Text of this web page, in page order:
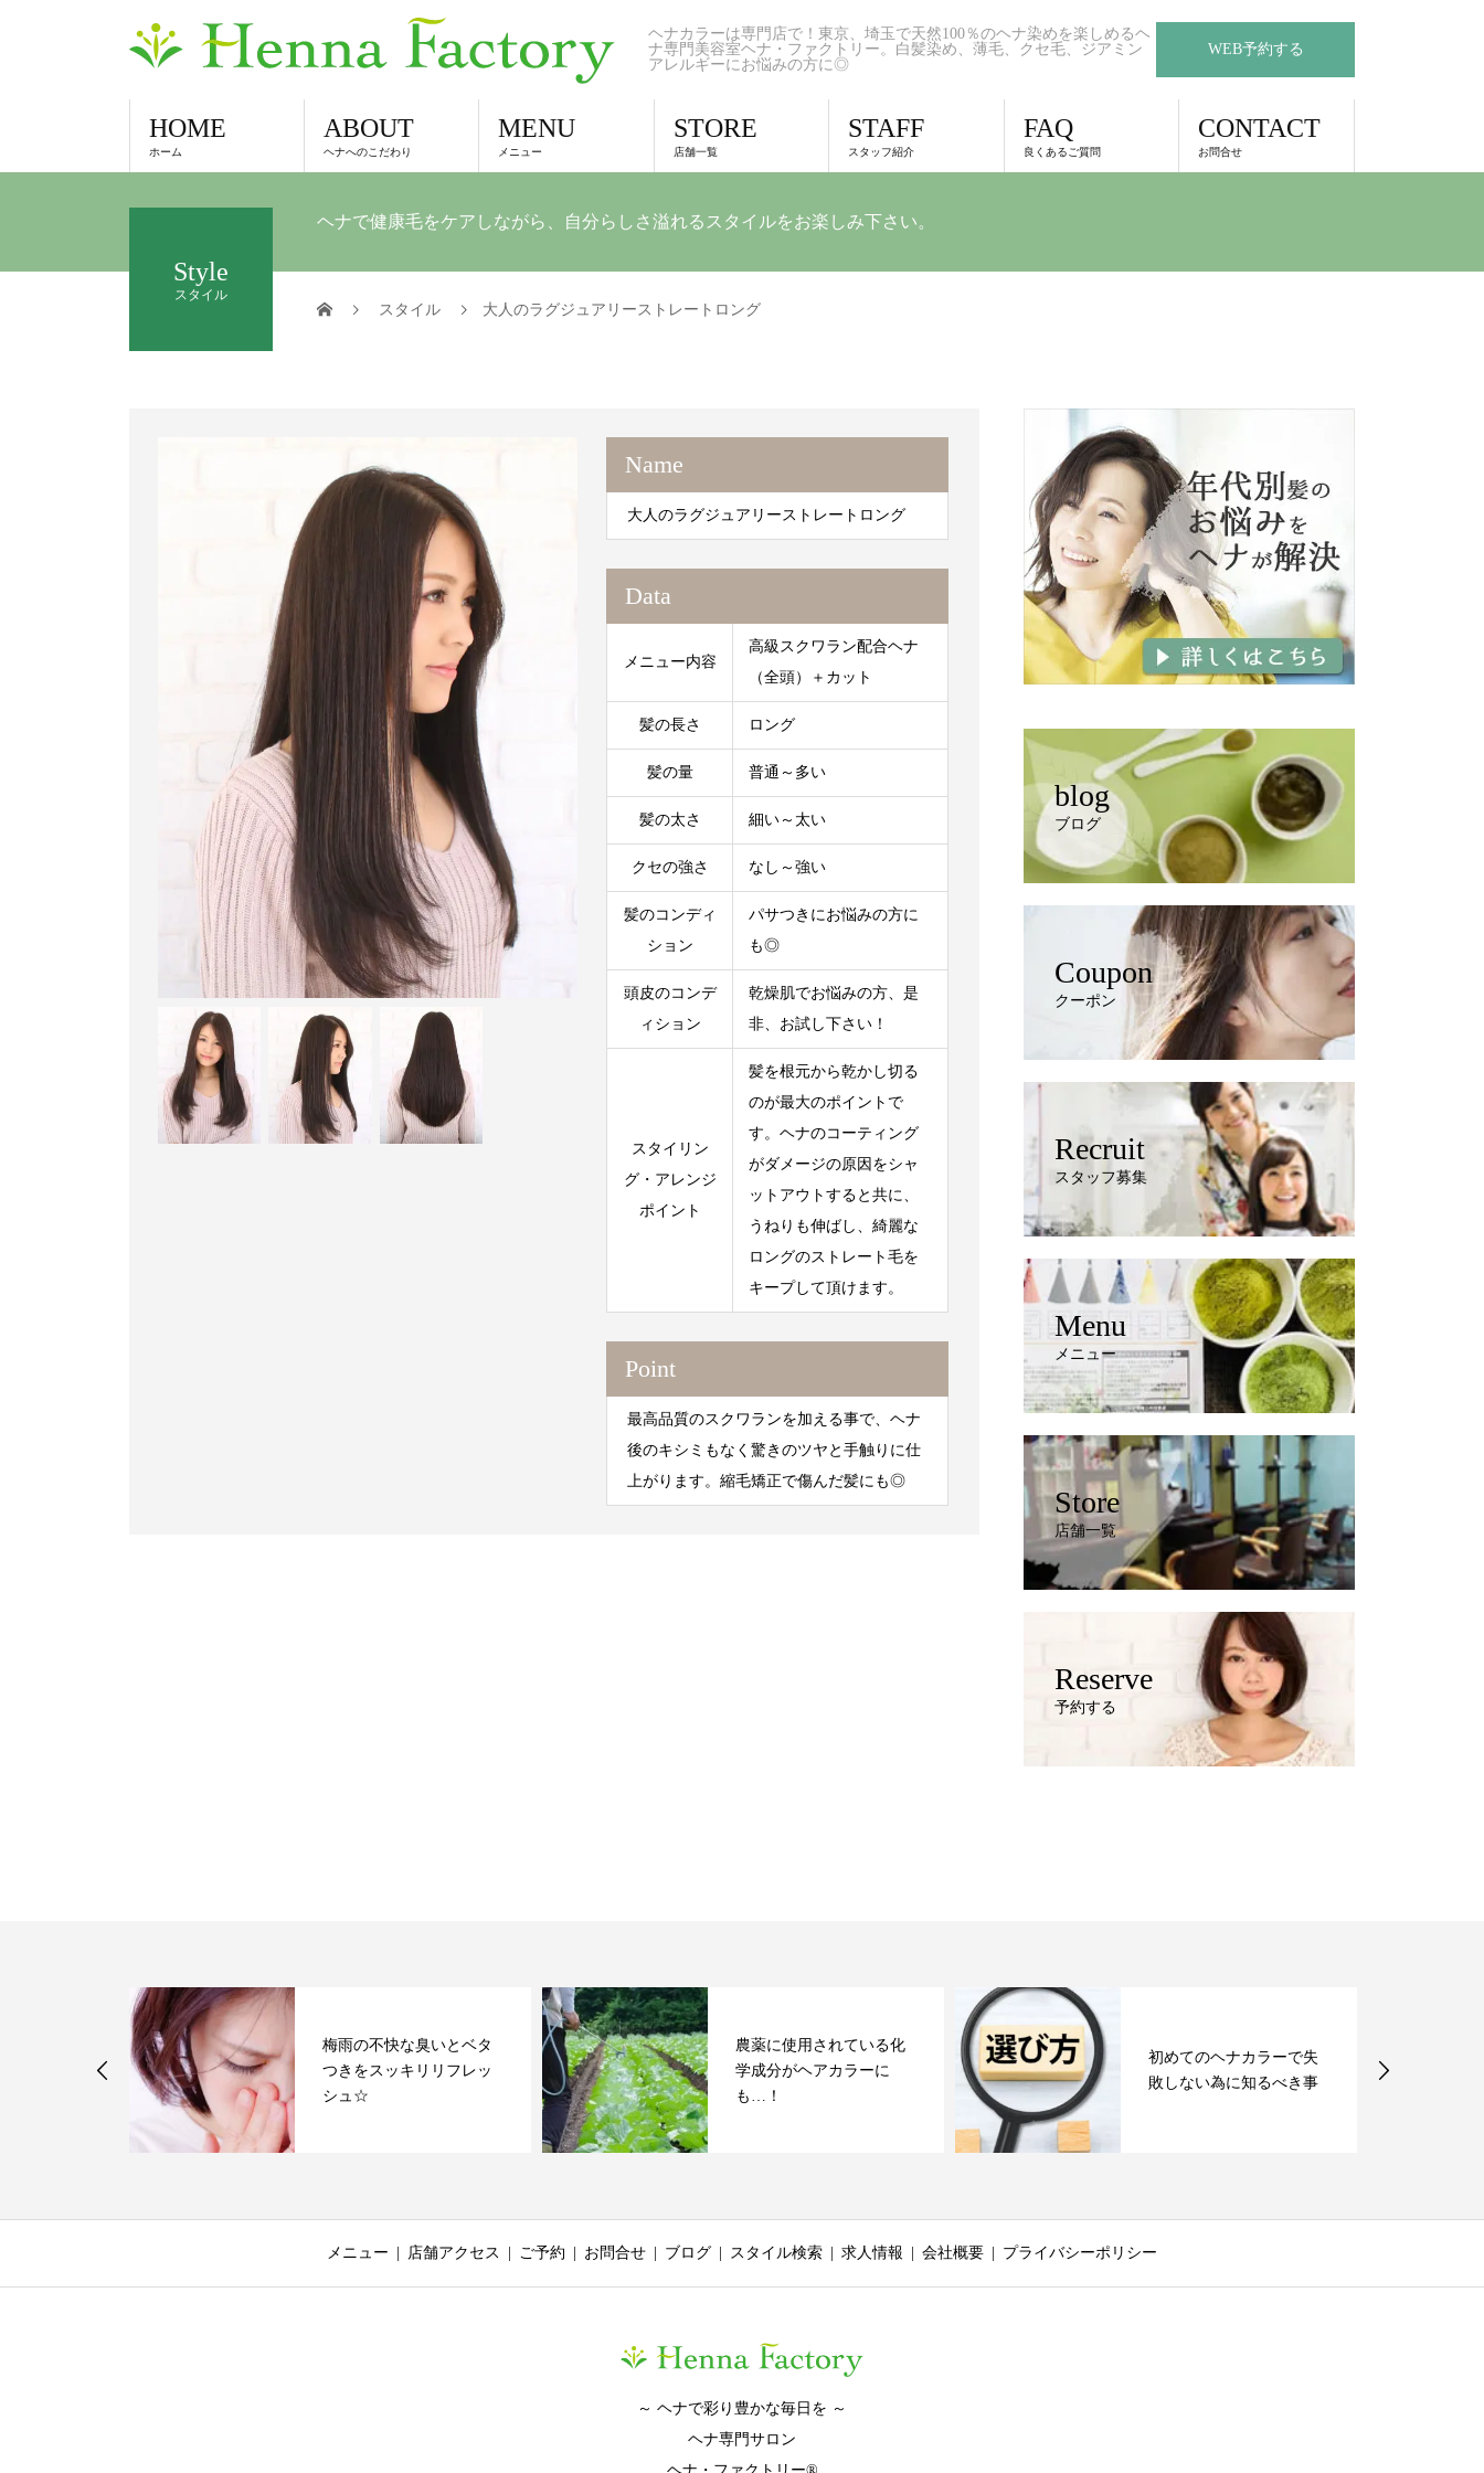
ヘナカラーは専門店で！東京、埼玉で天然100％のヘナ染めを楽しめるヘ
ナ専門美容室ヘナ・ファクトリー。白髪染め、薄毛、クセ毛、ジアミン
アレルギーにお悩みの方に◎
WEB予約する
HOME
ホーム
ABOUT
ヘナへのこだわり
MENU
メニュー
STORE
店舗一覧
STAFF
スタッフ紹介
FAQ
良くあるご質問
CONTACT
お問合せ
Style
スタイル
ヘナで健康毛をケアしながら、自分らしさ溢れるスタイルをお楽しみ下さい。
スタイル 大人のラグジュアリーストレートロング
Name
大人のラグジュアリーストレートロング
Data
メニュー内容
高級スクワラン配合ヘナ
（全頭）＋カット
髪の長さ ロング
髪の量 普通～多い
髪の太さ 細い～太い
クセの強さ なし～強い
髪のコンディ
ション
パサつきにお悩みの方に
も◎
頭皮のコンデ
ィション
乾燥肌でお悩みの方、是
非、お試し下さい！
スタイリン
グ・アレンジ
ポイント
髪を根元から乾かし切る
のが最大のポイントで
す。ヘナのコーティング
がダメージの原因をシャ
ットアウトすると共に、
うねりも伸ばし、綺麗な
ロングのストレート毛を
キープして頂けます。
Point
最高品質のスクワランを加える事で、ヘナ
後のキシミもなく驚きのツヤと手触りに仕
上がります。縮毛矯正で傷んだ髪にも◎
blog
ブログ
Coupon
クーポン
Recruit
スタッフ募集
Menu
メニュー
Store
店舗一覧
Reserve
予約する
梅雨の不快な臭いとベタ
つきをスッキリリフレッ
シュ☆
農薬に使用されている化
学成分がヘアカラーに
も…！
初めてのヘナカラーで失
敗しない為に知るべき事
メニュー 店舗アクセス ご予約 お問合せ ブログ スタイル検索 求人情報 会社概要 プライバシーポリシー
～ ヘナで彩り豊かな毎日を ～
ヘナ専門サロン
ヘナ・ファクトリー®